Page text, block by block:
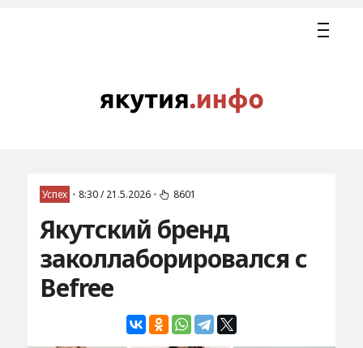
Успех • 8:30 / 21.5.2026 • 8601
Якутский бренд
заколлаборировался с
Befree